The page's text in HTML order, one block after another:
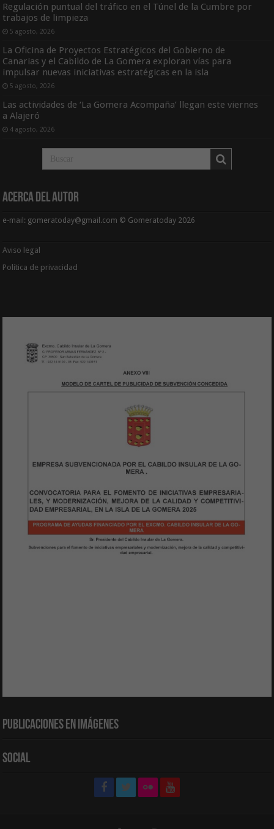
Regulación puntual del tráfico en el Túnel de la Cumbre por
trabajos de limpieza
5 agosto, 2026
La Oficina de Proyectos Estratégicos del Gobierno de
Canarias y el Cabildo de La Gomera exploran vías para
impulsar nuevas iniciativas estratégicas en la isla
5 agosto, 2026
Las actividades de ‘La Gomera Acompaña’ llegan este viernes
a Alajeró
4 agosto, 2026
Acerca del Autor
e-mail: gomeratoday@gmail.com © Gomeratoday 2026
Aviso legal
Política de privacidad
Publicaciones en Imágenes
Social